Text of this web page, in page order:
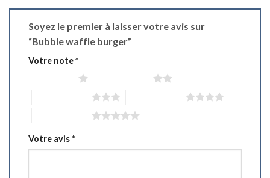
Soyez le premier à laisser votre avis sur
“Bubble waffle burger”
Votre note*
Votre avis*